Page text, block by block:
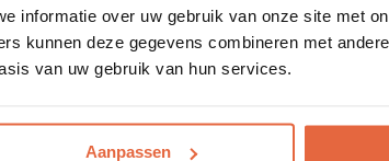
informatie over uw gebruik van onze site met
kunnen deze gegevens combineren met
van uw gebruik van hun services.
Aanpassen